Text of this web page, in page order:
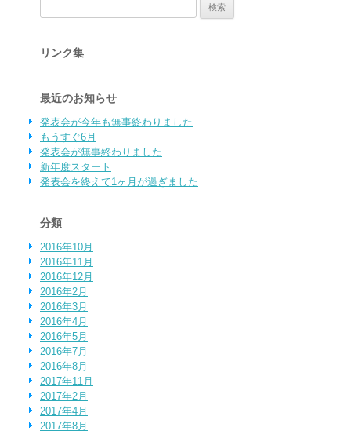
リンク集
最近のお知らせ
発表会が今年も無事終わりました
もうすぐ6月
発表会が無事終わりました
新年度スタート
発表会を終えて1ヶ月が過ぎました
分類
2016年10月
2016年11月
2016年12月
2016年2月
2016年3月
2016年4月
2016年5月
2016年7月
2016年8月
2017年11月
2017年2月
2017年4月
2017年8月